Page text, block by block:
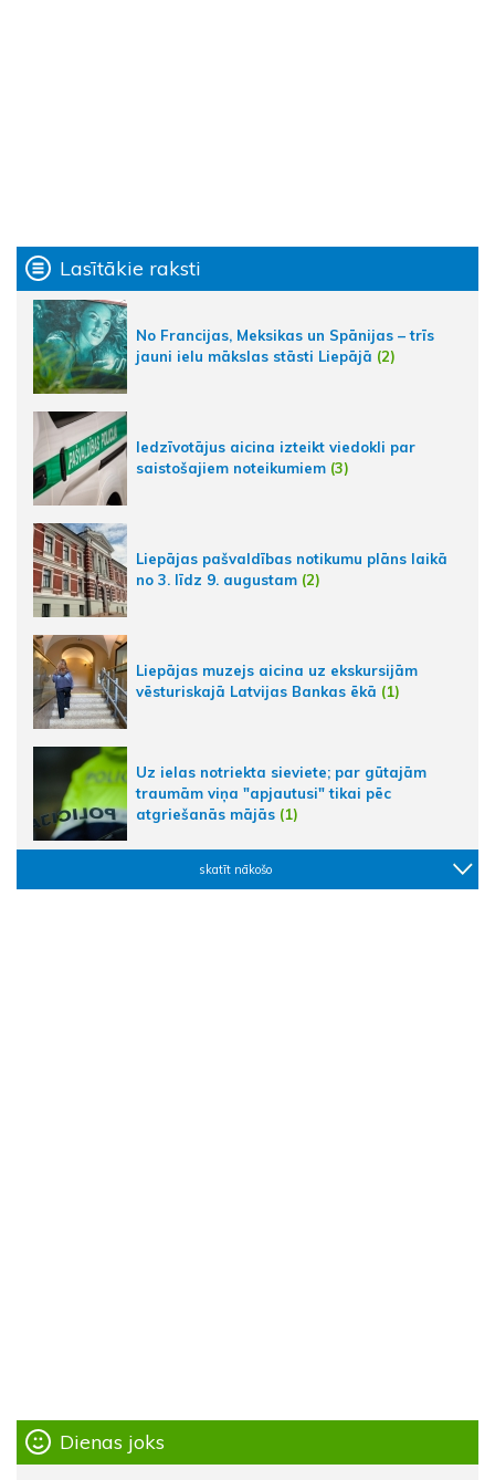
Lasītākie raksti
No Francijas, Meksikas un Spānijas – trīs
jauni ielu mākslas stāsti Liepājā (2)
Iedzīvotājus aicina izteikt viedokli par
saistošajiem noteikumiem (3)
Liepājas pašvaldības notikumu plāns laikā
no 3. līdz 9. augustam (2)
Liepājas muzejs aicina uz ekskursijām
vēsturiskajā Latvijas Bankas ēkā (1)
Uz ielas notriekta sieviete; par gūtajām
traumām viņa "apjautusi" tikai pēc
atgriešanās mājās (1)
skatīt nākošo
Dienas joks